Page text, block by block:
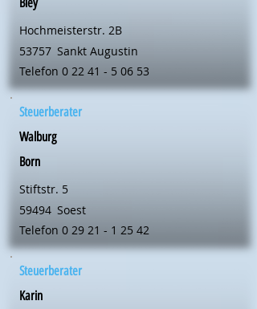
Hochmeisterstr. 2B
53757 Sankt Augustin
Telefon 0 22 41 - 5 06 53
Steuerberater
Walburg
Born
Stiftstr. 5
59494 Soest
Telefon 0 29 21 - 1 25 42
Steuerberater
Karin